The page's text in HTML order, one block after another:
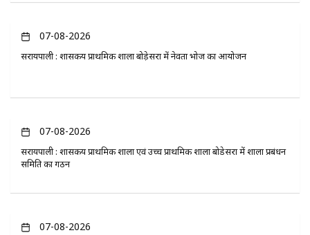
07-08-2026
सरायपाली : शासकीय प्राथमिक शाला बोड़ेसरा में नेवता भोज का आयोजन
07-08-2026
सरायपाली : शासकीय प्राथमिक शाला एवं उच्च प्राथमिक शाला बोडेसरा में शाला प्रबंधन
समिति का गठन
07-08-2026